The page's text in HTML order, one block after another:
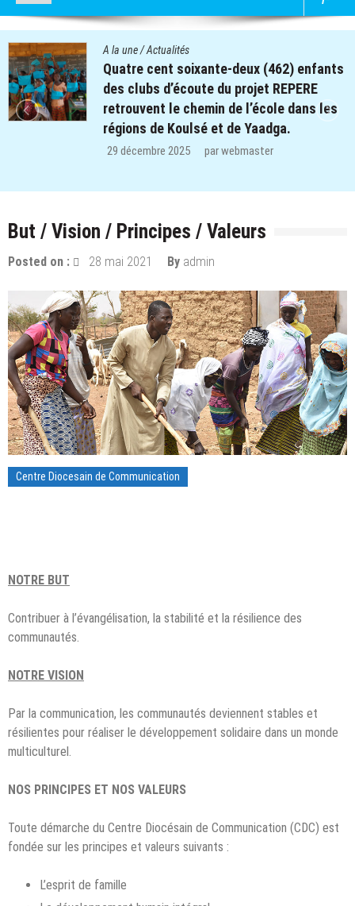
A la une/Actualités
Quatre cent soixante-deux (462) enfants
des clubs d’écoute du projet REPERE
retrouvent le chemin de l’école dans les
régions de Koulsé et de Yaadga.
29 décembre 2025 parwebmaster
But / Vision / Principes / Valeurs
Posted on : 28 mai 2021 By admin
Centre Diocesain de Communication
NOTRE BUT
Contribuer à l’évangélisation, la stabilité et la résilience des
communautés.
NOTRE VISION
Par la communication, les communautés deviennent stables et
résilientes pour réaliser le développement solidaire dans un monde
multiculturel.
NOS PRINCIPES ET NOS VALEURS
Toute démarche du Centre Diocésain de Communication (CDC) est
fondée sur les principes et valeurs suivants :
L’esprit de famille